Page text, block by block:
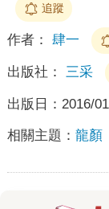
追蹤
作者： 肆一
出版社： 三采
出版日： 2016/
相關主題： 龍顏